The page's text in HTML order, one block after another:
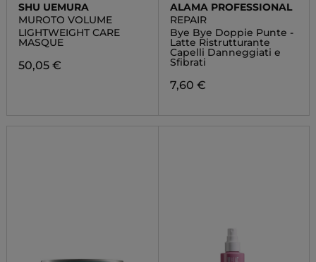
SHU UEMURA
MUROTO VOLUME
LIGHTWEIGHT CARE
MASQUE
50,05 €
ALAMA PROFESSIONAL
REPAIR
Bye Bye Doppie Punte -
Latte Ristrutturante
Capelli Danneggiati e
Sfibrati
7,60 €